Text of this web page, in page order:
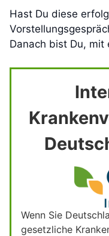
Hast Du diese
Danach bist Du, mit
Wenn Sie
gesetzliche